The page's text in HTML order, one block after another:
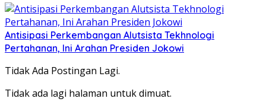
Antisipasi Perkembangan Alutsista Tekhnologi
Pertahanan, Ini Arahan Presiden Jokowi
Tidak Ada Postingan Lagi.
Tidak ada lagi halaman untuk dimuat.